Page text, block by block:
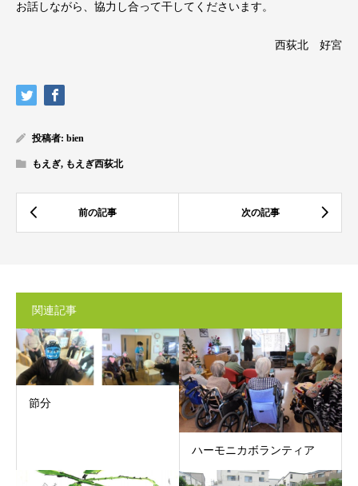
お話しながら、協力し合って干してくださいます。
西荻北 好宮
投稿者: bien
もえぎ, もえぎ西荻北
関連記事
節分
ハーモニカボランティア